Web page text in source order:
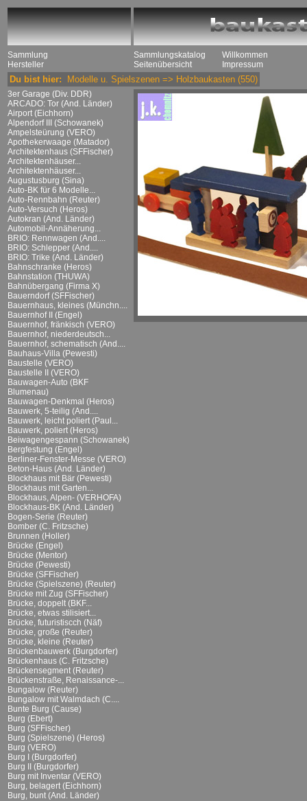
Sammlung
Hersteller
Sammlungskatalog
Seitenübersicht
Willkommen
Impressum
Du bist hier: Modelle u. Spielszenen => Holzbaukasten (550)
3er Garage (Div. DDR)
ARCADO: Tor (And. Länder)
Airport (Eichhorn)
Alpendorf III (Schowanek)
Ampelsteürung (VERO)
Apothekerwaage (Matador)
Architektenhaus (SFFischer)
Architektenhäuser...
Architektenhäuser...
Augustusburg (Sina)
Auto-BK für 6 Modelle...
Auto-Rennbahn (Reuter)
Auto-Versuch (Heros)
Autokran (And. Länder)
Automobil-Annäherung...
BRIO: Rennwagen (And....
BRIO: Schlepper (And....
BRIO: Trike (And. Länder)
Bahnschranke (Heros)
Bahnstation (THUWA)
Bahnübergang (Firma X)
Bauerndorf (SFFischer)
Bauernhaus, kleines (Münchn....
Bauernhof II (Engel)
Bauernhof, fränkisch (VERO)
Bauernhof, niederdeutsch...
Bauernhof, schematisch (And....
Bauhaus-Villa (Pewesti)
Baustelle (VERO)
Baustelle II (VERO)
Bauwagen-Auto (BKF
Blumenau)
Bauwagen-Denkmal (Heros)
Bauwerk, 5-teilig (And....
Bauwerk, leicht poliert (Paul...
Bauwerk, poliert (Heros)
Beiwagengespann (Schowanek)
Bergfestung (Engel)
Berliner-Fenster-Messe (VERO)
Beton-Haus (And. Länder)
Blockhaus mit Bär (Pewesti)
Blockhaus mit Garten...
Blockhaus, Alpen- (VERHOFA)
Blockhaus-BK (And. Länder)
Bogen-Serie (Reuter)
Bomber (C. Fritzsche)
Brunnen (Holler)
Brücke (Engel)
Brücke (Mentor)
Brücke (Pewesti)
Brücke (SFFischer)
Brücke (Spielszene) (Reuter)
Brücke mit Zug (SFFischer)
Brücke, doppelt (BKF...
Brücke, etwas stilisiert...
Brücke, futuristiscch (Näf)
Brücke, große (Reuter)
Brücke, kleine (Reuter)
Brückenbauwerk (Burgdorfer)
Brückenhaus (C. Fritzsche)
Brückensegment (Reuter)
Brückenstraße, Renaissance-...
Bungalow (Reuter)
Bungalow mit Walmdach (C....
Bunte Burg (Cause)
Burg (Ebert)
Burg (SFFischer)
Burg (Spielszene) (Heros)
Burg (VERO)
Burg I (Burgdorfer)
Burg II (Burgdorfer)
Burg mit Inventar (VERO)
Burg, belagert (Eichhorn)
Burg, bunt (And. Länder)